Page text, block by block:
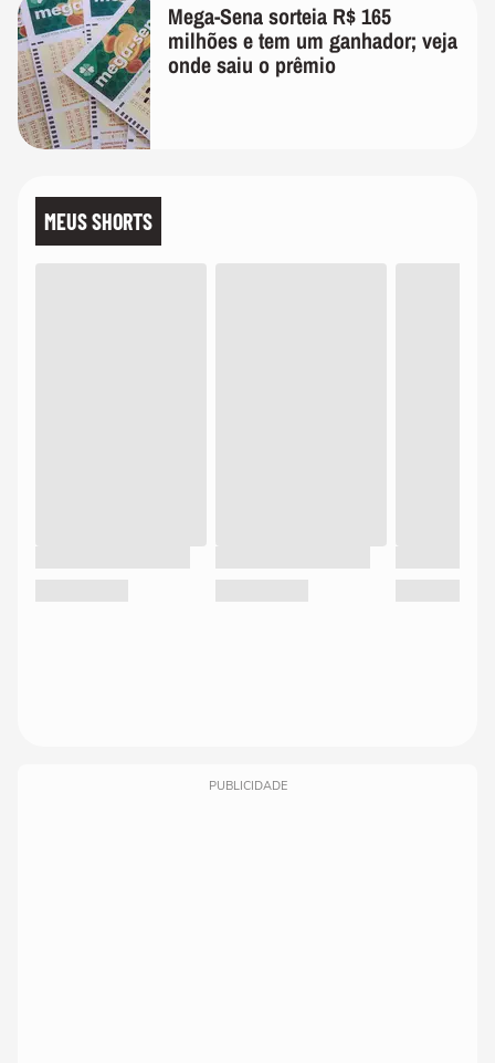
Mega-Sena sorteia R$ 165
milhões e tem um ganhador; veja
onde saiu o prêmio
MEUS SHORTS
PUBLICIDADE